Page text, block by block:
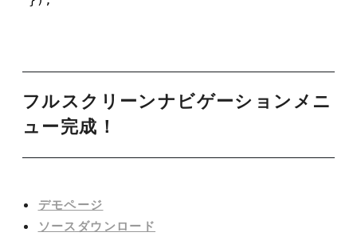
フルスクリーンナビゲーションメニ
ュー完成！
デモページ
ソースダウンロード